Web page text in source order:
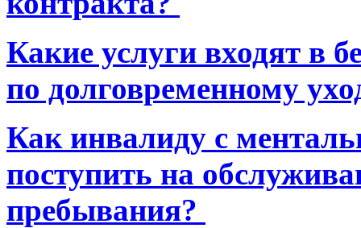
Какие услуги входят в
по долговременному
Как инвалиду с
поступить на
пребывания?